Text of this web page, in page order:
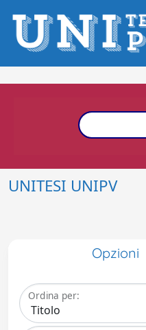
UNITESI UNIPV
Opzioni
Ordina per: